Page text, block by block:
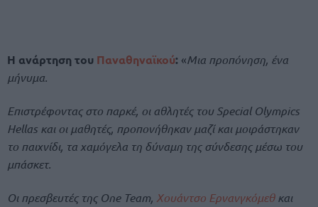
Η ανάρτηση του Παναθηναϊκού: «Μια προπόνηση, ένα
μήνυμα.
Επιστρέφοντας στο παρκέ, οι αθλητές του Special Olympics
Hellas και οι μαθητές, προπονήθηκαν μαζί και μοιράστηκαν
το παιχνίδι, τα χαμόγελα τη δύναμη της σύνδεσης μέσω του
μπάσκετ.
Οι πρεσβευτές της One Team, Χουάντσο Ερνανγκόμεθκαι